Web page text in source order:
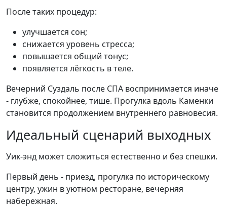
После таких процедур:
улучшается сон;
снижается уровень стресса;
повышается общий тонус;
появляется лёгкость в теле.
Вечерний Суздаль после СПА воспринимается иначе
- глубже, спокойнее, тише. Прогулка вдоль Каменки
становится продолжением внутреннего равновесия.
Идеальный сценарий выходных
Уик-энд может сложиться естественно и без спешки.
Первый день - приезд, прогулка по историческому
центру, ужин в уютном ресторане, вечерняя
набережная.